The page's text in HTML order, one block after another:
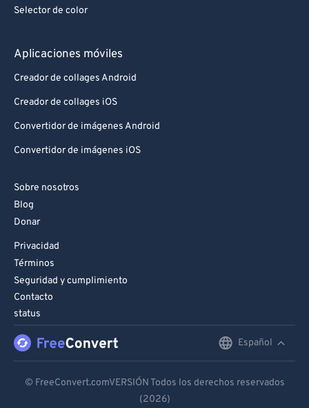
Selector de color
Aplicaciones móviles
Creador de collages Android
Creador de collages iOS
Convertidor de imágenes Android
Convertidor de imágenes iOS
Sobre nosotros
Blog
Donar
Privacidad
Términos
Seguridad y cumplimiento
Contacto
status
Español
Español
© FreeConvert.comVERSIÓN Todos los derechos reservados
(2026)